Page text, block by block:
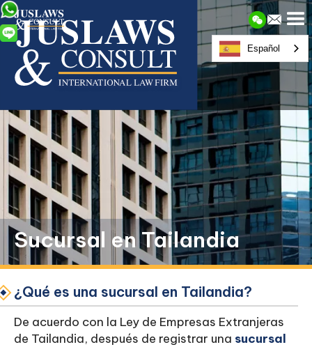
Sucursal en Tailandia
¿Qué es una sucursal en Tailandia?
De acuerdo con la Ley de Empresas Extranjeras
de Tailandia, después de registrar una sucursal
Español